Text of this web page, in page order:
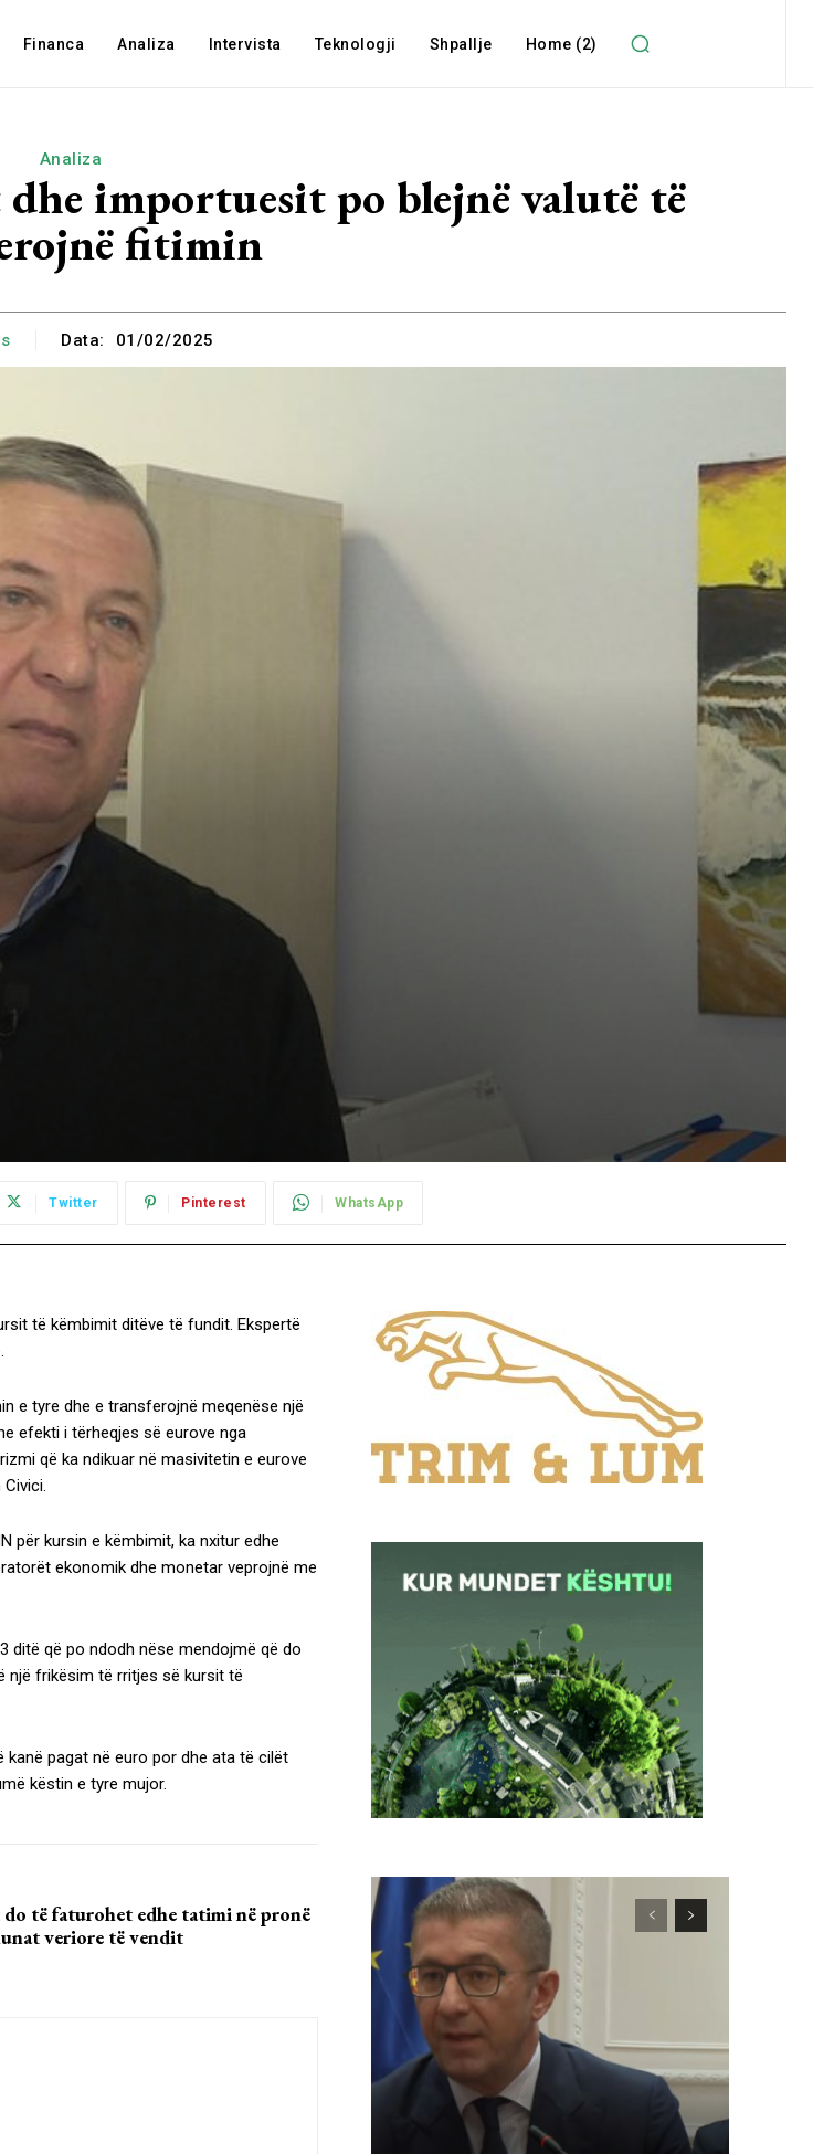
Financa Analiza Intervista Teknologji Shpallje Home (2)
Analiza
importuesit po blejnë valutë të
fitimin
Data: 01/02/2025
Twitter Pinterest WhatsApp
të këmbimit ditëve të fundit. Ekspertë
e tyre dhe e transferojnë meqenëse një
efekti i tërheqjes së eurove nga
që ka ndikuar në masivitetin e eurove
për kursin e këmbimit, ka nxitur edhe
ekonomik dhe monetar veprojnë me
ditë që po ndodh nëse mendojmë që do
një frikësim të rritjes së kursit të
kanë pagat në euro por dhe ata të cilët
këstin e tyre mujor.
të faturohet edhe tatimi në pronë
veriore të vendit